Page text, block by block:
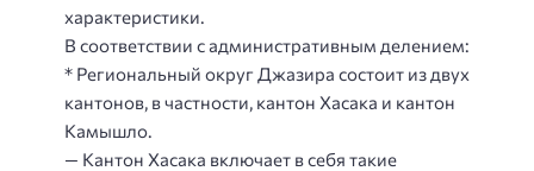
характеристики.
В соответствии с административным делением:
* Региональный округ Джазира состоит из двух
кантонов, в частности, кантон Хасака и кантон
Камышло.
— Кантон Хасака включает в себя такие